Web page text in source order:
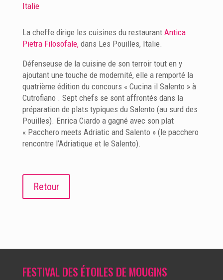
Italie
La cheffe dirige les cuisines du restaurant Antica
Pietra Filosofale,dans Les Pouilles, Italie.
Défenseuse de la cuisine de son terroir tout en y
ajoutant une touche de modernité, elle a remporté la
quatrième édition du concours « Cucina il Salento » à
Cutrofiano . Sept chefs se sont affrontés dans la
préparation de plats typiques du Salento (au surd des
Pouilles). Enrica Ciardo a gagné avec son plat
« Pacchero meets Adriatic and Salento » (le pacchero
rencontre l’Adriatique et le Salento).
Retour
FESTIVAL DES ÉTOILES DE MOUGINS